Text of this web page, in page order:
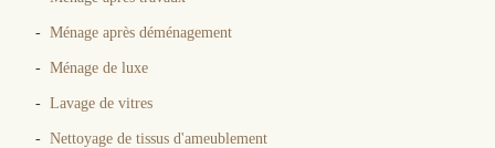
Ménage après déménagement
Ménage de luxe
Lavage de vitres
Nettoyage de tissus d'ameublement